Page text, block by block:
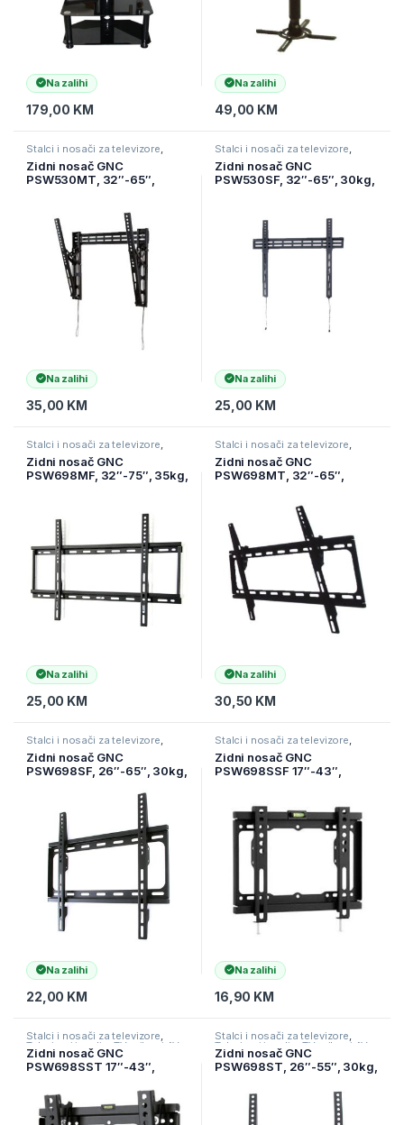
Na zalihi
179,00 KM
Na zalihi
49,00 KM
Stalci i nosači za televizore,
Televizori i audio TV pribor i AV
kablovi
Zidni nosač GNC
PSW530MT, 32″-65″,
24mm
Na zalihi
35,00 KM
Stalci i nosači za televizore,
Televizori i audio TV pribor i AV
kablovi
Zidni nosač GNC
PSW530SF, 32″-65″, 30kg,
Na zalihi
25,00 KM
Stalci i nosači za televizore,
Televizori i audio
kablovi
Zidni nosač GNC
PSW698MF, 32″-75″, 35kg,
Na zalihi
25,00 KM
Stalci i nosači za televizore,
Televizori i audio
kablovi
Zidni nosač GNC
PSW698MT, 32″-65″,
nagib, low profile 25mm
Na zalihi
30,50 KM
Stalci i nosači za televizore,
Televizori i audio
kablovi
Zidni nosač GNC
PSW698SF, 26″-65″, 30kg,
Na zalihi
22,00 KM
Stalci i nosači za televizore,
Televizori i audio
kablovi
Zidni nosač GNC
PSW698SSF 17″-43″,
Na zalihi
16,90 KM
Stalci i nosači za televizore,
Televizori i audio ,TV pribor i AV
kablovi
Zidni nosač GNC
PSW698SST 17″-43″,
NAGIB
Stalci i nosači za televizore,
Televizori i audio ,TV pribor i AV
kablovi
Zidni nosač GNC
PSW698ST, 26″-55″, 30kg,
profile 25mm